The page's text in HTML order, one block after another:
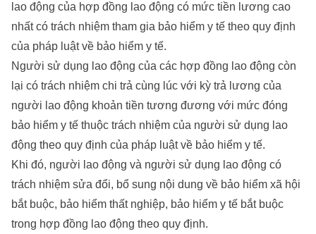
lao động của hợp đồng lao động có mức tiền lương cao
nhất có trách nhiệm tham gia bảo hiểm y tế theo quy định
của pháp luật về bảo hiểm y tế.
Người sử dụng lao động của các hợp đồng lao động còn
lại có trách nhiệm chi trả cùng lúc với kỳ trả lương của
người lao động khoản tiền tương đương với mức đóng
bảo hiểm y tế thuộc trách nhiệm của người sử dụng lao
động theo quy định của pháp luật về bảo hiểm y tế.
Khi đó, người lao động và người sử dụng lao động có
trách nhiệm sửa đổi, bổ sung nội dung về bảo hiểm xã hội
bắt buộc, bảo hiểm thất nghiệp, bảo hiểm y tế bắt buộc
trong hợp đồng lao động theo quy định.